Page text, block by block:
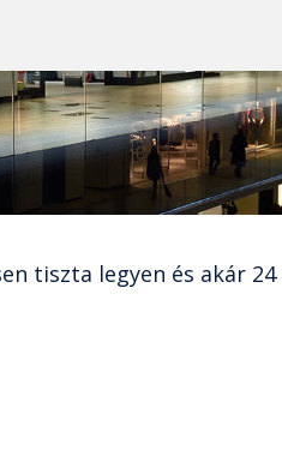
tiszta legyen és akár 24